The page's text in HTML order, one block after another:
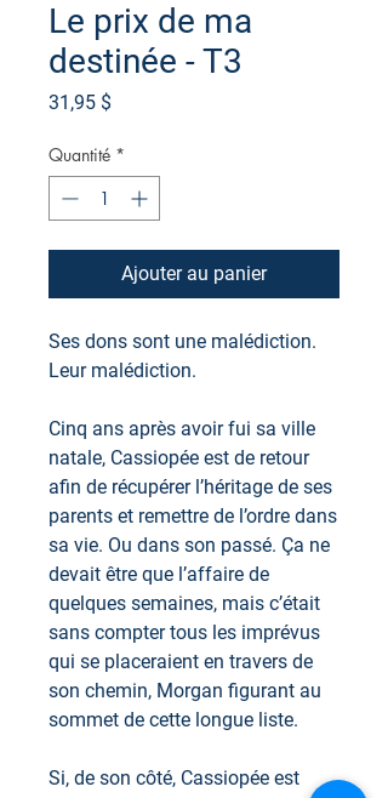
Le prix de ma
destinée - T3
31,95 $Prix
Quantité *
Ajouter au panier
Ses dons sont une malédiction.
Leur malédiction.
Cinq ans après avoir fui sa ville
natale, Cassiopée est de retour
afin de récupérer l’héritage de ses
parents et remettre de l’ordre dans
sa vie. Ou dans son passé. Ça ne
devait être que l’affaire de
quelques semaines, mais c’était
sans compter tous les imprévus
qui se placeraient en travers de
son chemin, Morgan figurant au
sommet de cette longue liste.
Si, de son côté, Cassiopée est